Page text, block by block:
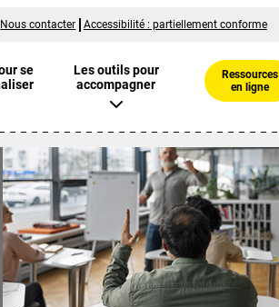
Nous contacter Accessibilité : partiellement conforme
se
Les outils pour
accompagner
Ressources
en ligne